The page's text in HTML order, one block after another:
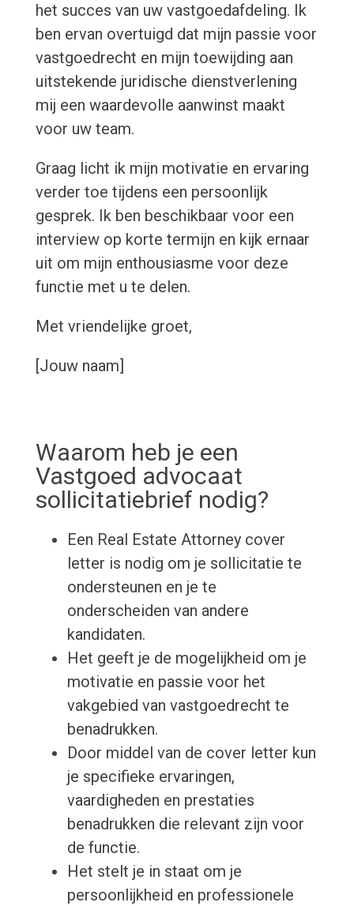
het succes van uw vastgoedafdeling. Ik
ben ervan overtuigd dat mijn passie voor
vastgoedrecht en mijn toewijding aan
uitstekende juridische dienstverlening
mij een waardevolle aanwinst maakt
voor uw team.
Graag licht ik mijn motivatie en ervaring
verder toe tijdens een persoonlijk
gesprek. Ik ben beschikbaar voor een
interview op korte termijn en kijk ernaar
uit om mijn enthousiasme voor deze
functie met u te delen.
Met vriendelijke groet,
[Jouw naam]
Waarom heb je een
Vastgoed advocaat
sollicitatiebrief nodig?
Een Real Estate Attorney cover
letter is nodig om je sollicitatie te
ondersteunen en je te
onderscheiden van andere
kandidaten.
Het geeft je de mogelijkheid om je
motivatie en passie voor het
vakgebied van vastgoedrecht te
benadrukken.
Door middel van de cover letter kun
je specifieke ervaringen,
vaardigheden en prestaties
benadrukken die relevant zijn voor
de functie.
Het stelt je in staat om je
persoonlijkheid en professionele